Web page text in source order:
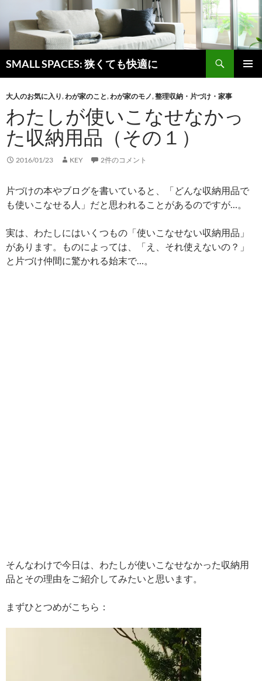
SMALL SPACES: 狭くても快適に
索
テ
ン
ツ
へ
ス
キ
大人のお気に入り,わが家のこと,わが家のモノ,整理収納・片づけ・家事
わたしが使いこなせなかっ
た収納用品（その１）
2016/01/23 KEY 2件のコメント
片づけの本やブログを書いていると、「どんな収納用品で
も使いこなせる人」だと思われることがあるのですが…。
実は、わたしにはいくつもの「使いこなせない収納用品」
があります。ものによっては、「え、それ使えないの？」
と片づけ仲間に驚かれる始末で…。
そんなわけで今日は、わたしが使いこなせなかった収納用
品とその理由をご紹介してみたいと思います。
まずひとつめがこちら：